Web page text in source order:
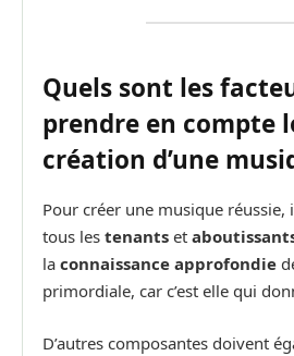
Quels sont les
prendre en compte
création d’une
Pour créer une musique
tous les tenants et
la connaissance approfondie
primordiale, car c’est elle qui
D’autres composantes doivent